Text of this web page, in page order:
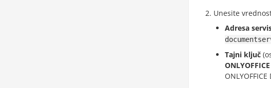
Unesite
Adresa
Tajni ključ